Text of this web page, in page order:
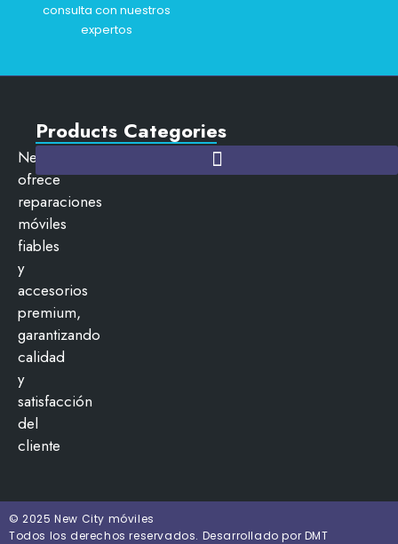
consulta con nuestros
expertos
NewCityMobils
ofrece
reparaciones
móviles
fiables
y
accesorios
premium,
garantizando
calidad
y
satisfacción
del
cliente
Products Categories
© 2025 New City móviles
Todos los derechos reservados. Desarrollado por DMT